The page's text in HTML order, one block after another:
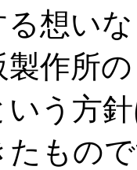
想い
製作所
いう方
たもの